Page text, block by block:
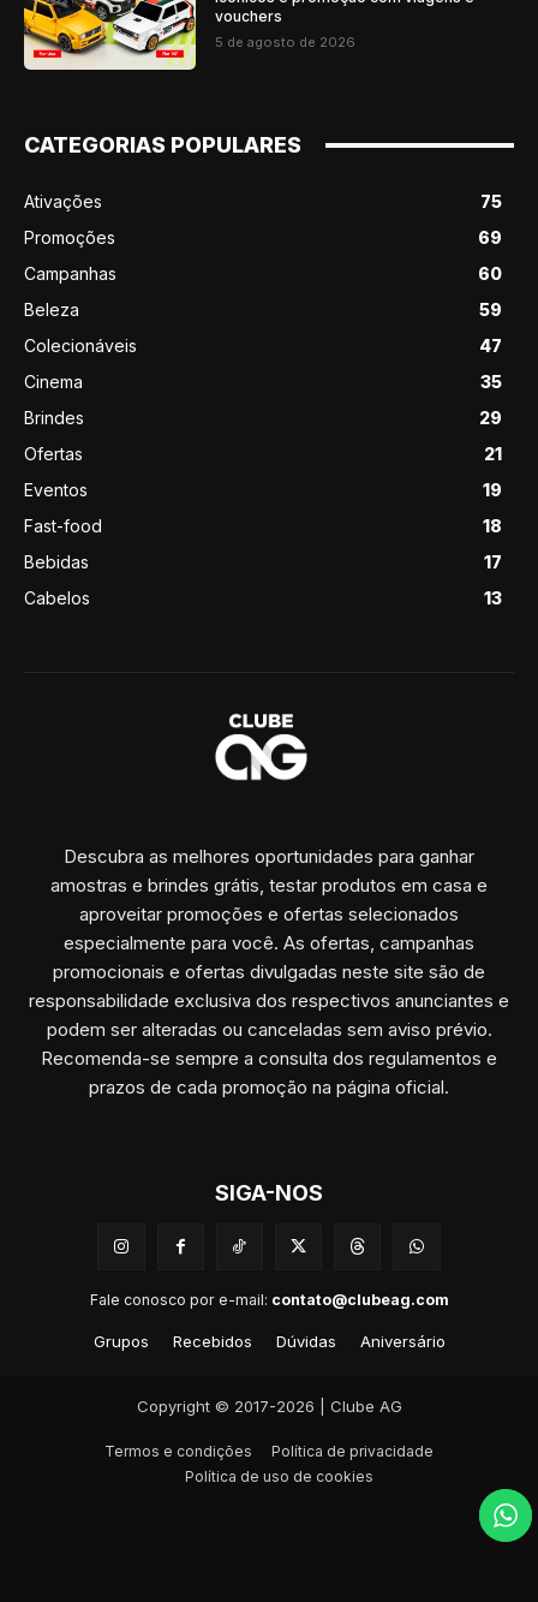
vouchers
5 de agosto de 2026
CATEGORIAS POPULARES
Ativações
75
Promoções
69
Campanhas
60
Beleza
59
Colecionáveis
47
Cinema
35
Brindes
29
Ofertas
21
Eventos
19
Fast-food
18
Bebidas
17
Cabelos
13
Descubra as melhores oportunidades para ganhar
amostras e brindes grátis, testar produtos em casa e
aproveitar promoções e ofertas selecionados
especialmente para você. As ofertas, campanhas
promocionais e ofertas divulgadas neste site são de
responsabilidade exclusiva dos respectivos anunciantes e
podem ser alteradas ou canceladas sem aviso prévio.
Recomenda-se sempre a consulta dos regulamentos e
prazos de cada promoção na página oficial.
SIGA-NOS
Fale conosco por e-mail: contato@clubeag.com
Grupos Recebidos Dúvidas Aniversário
Copyright © 2017-2026 | Clube AG
Termos e condições
Política de privacidade
Política de uso de cookies